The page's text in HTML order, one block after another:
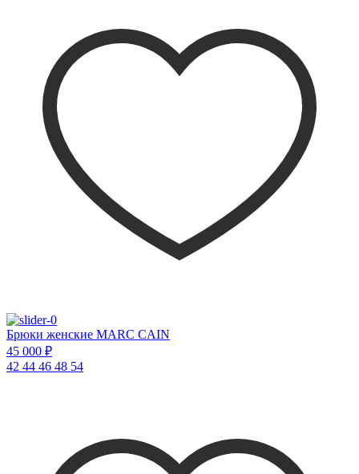
Брюки женские MARC CAIN
45 000 ₽
42 44 46 48 54